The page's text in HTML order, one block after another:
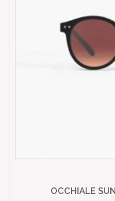
OCCHIALE